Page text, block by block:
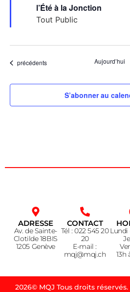
l’Été à la Jonction
avant
Tout Public
Évènements
précédents Aujourd’hui
S’abonner au
ADRESSE
Av. de Sainte-
Clotilde 18BIS
1205 Genève
CONTACT
Tél : 022 545 20
20
E-mail :
mqj@mqj.ch
Lundi
13h
2026© MQJ Tous droits